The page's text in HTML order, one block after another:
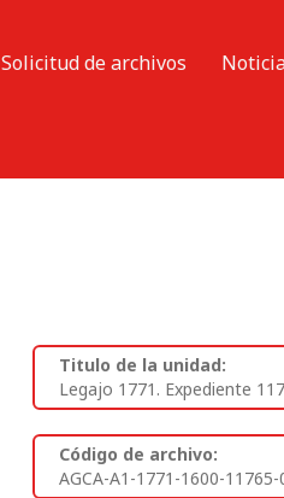
Solicitud de archivos
Titulo de la unidad:
Legajo 1771. Expediente
Código de archivo:
AGCA-A1-1771-1600-11765-